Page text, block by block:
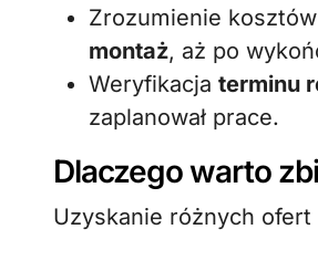
Zrozumienie
montaż, aż po
Weryfikacja terminu
zaplanował prace.
Dlaczego warto
Uzyskanie różnych ofert